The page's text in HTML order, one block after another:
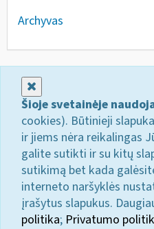
Archyvas
Šioje svetainėje
cookies). Būtinieji
ir jiems nėra reikalingas
galite sutikti ir su kitų
sutikimą bet kada
interneto naršyklės
įrašytus slapukus.
politika; Privatumo